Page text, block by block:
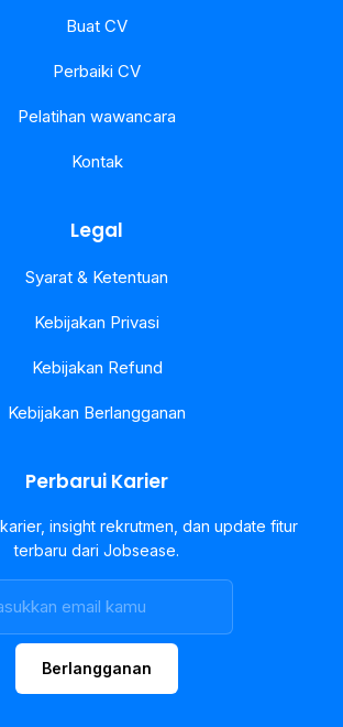
Buat CV
Perbaiki CV
Pelatihan wawancara
Kontak
Legal
Syarat & Ketentuan
Kebijakan Privasi
Kebijakan Refund
Kebijakan Berlangganan
Perbarui Karier
insight rekrutmen, dan update fitur
terbaru dari Jobsease.
Berlangganan